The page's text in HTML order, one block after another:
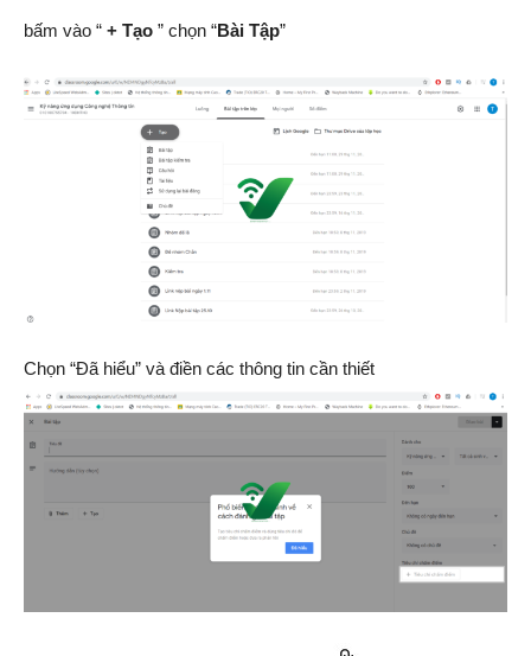
bấm vào “ + Tạo ” chọn “Bài Tập”
Chọn “Đã hiểu” và điền các thông tin cần thiết